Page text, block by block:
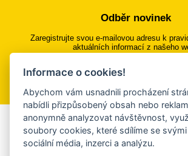
Odběr novinek
Zaregistrujte svou e-mailovou adresu k
aktuálních informací z našeho
Přihlásit se k odběru
Aplikace Mobilní
Chcete dostávat do svého mobilu či mailu
Informace o cookies!
Abychom vám usnadnili procházení
nabídli přizpůsobený obsah nebo
anonymně analyzovat návštěvnost,
soubory cookies, které sdílíme se
sociální média, inzerci a analýzu.